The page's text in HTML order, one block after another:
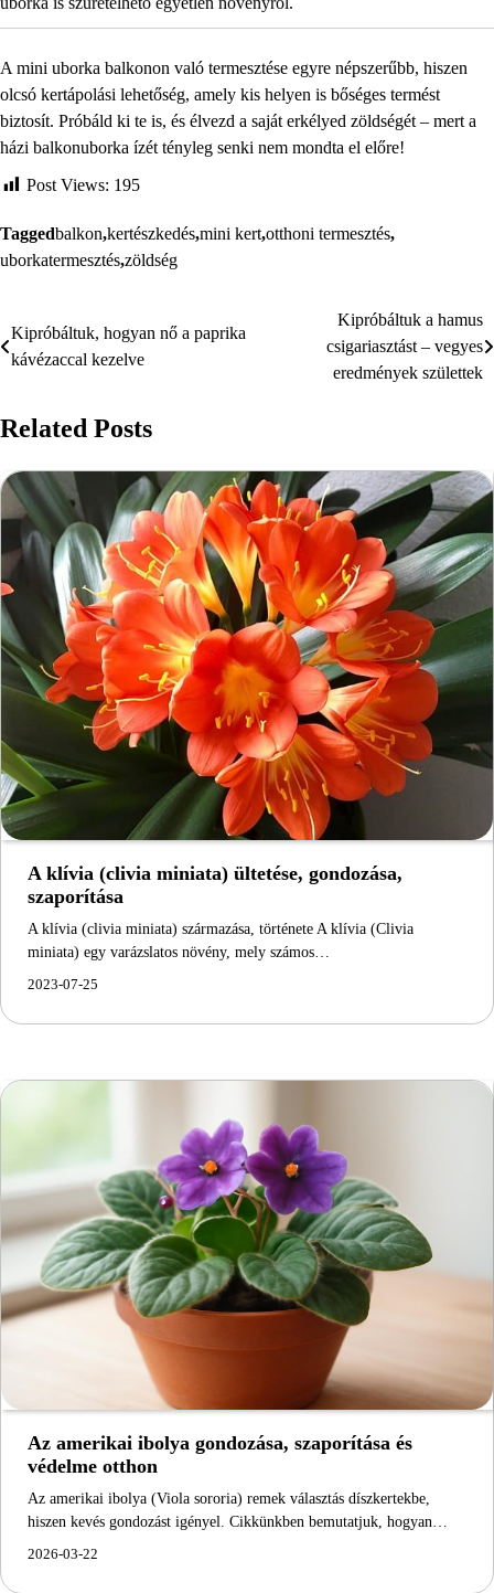
A mini uborka balkonon való termesztése egyre népszerűbb, hiszen
olcsó kertápolási lehetőség, amely kis helyen is bőséges termést
biztosít. Próbáld ki te is, és élvezd a saját erkélyed zöldségét – mert a
házi balkonuborka ízét tényleg senki nem mondta el előre!
Post Views: 195
Taggedbalkon,kertészkedés,mini kert,otthoni termesztés,
uborkatermesztés,zöldség
Bejegyzés
navigáció
Kipróbáltuk, hogyan nő a paprika
kávézaccal kezelve
Kipróbáltuk a hamus
csigariasztást – vegyes
eredmények születtek
Related Posts
A klívia (clivia miniata) ültetése, gondozása,
szaporítása
A klívia (clivia miniata) származása, története A klívia (Clivia
miniata) egy varázslatos növény, mely számos…
2023-07-25
Az amerikai ibolya gondozása, szaporítása és
védelme otthon
Az amerikai ibolya (Viola sororia) remek választás díszkertekbe,
hiszen kevés gondozást igényel. Cikkünkben bemutatjuk, hogyan…
2026-03-22